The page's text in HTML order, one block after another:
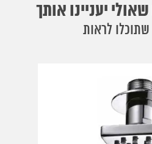
יעניינו אותך
שתוכלו לראות